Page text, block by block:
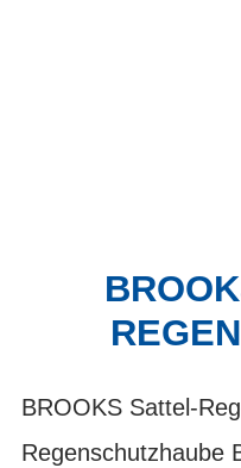
BROOKS Sattel-
Regenschutzhaube